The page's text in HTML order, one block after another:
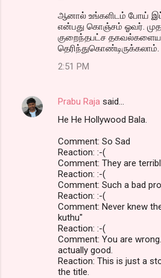
ஆனால் உங்களிடம் போய்
என்பது கொஞ்சம் ஓவர்.
குறைந்தபட்ச
தெரிந்துகொண்டிருக்கலாம்.
2:51 PM
Prabu Raja said…
He He Hollywood Bala.
Comment: So Sad
Reaction: :-(
Comment: They are
Reaction: :-(
Comment: Such a bad
Reaction: :-(
Comment: Never knew
kuthu"
Reaction: :-(
Comment: You are
actually good.
Reaction: This is just a
the title.